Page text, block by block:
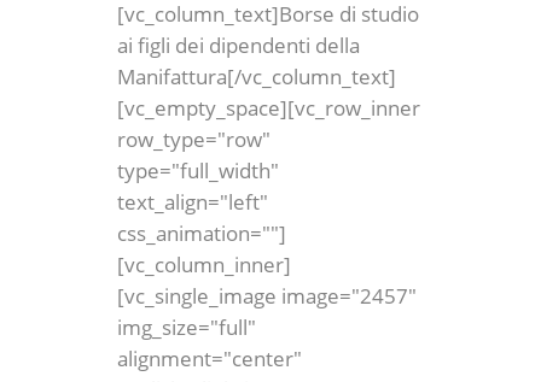
[vc_column_text]Borse di studio
ai figli dei dipendenti della
Manifattura[/vc_column_text]
[vc_empty_space][vc_row_inner
row_type="row"
type="full_width"
text_align="left"
css_animation=""]
[vc_column_inner]
[vc_single_image image="2457"
img_size="full"
alignment="center"